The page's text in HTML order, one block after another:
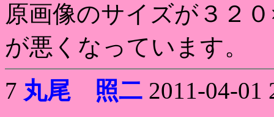
原画像のサイズが３２
が悪くなっています。
7 丸尾 照二 2011-04-01